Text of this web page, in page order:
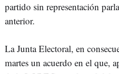
partido sin representación
anterior.
La Junta Electoral, en
martes un acuerdo en el que,